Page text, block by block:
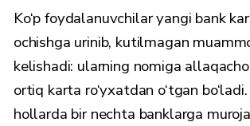
Ko‘p foydalanuvchilar yangi bank
ochishga urinib, kutilmagan
kelishadi: ularning nomiga
ortiq karta ro‘yxatdan o‘tgan
hollarda bir nechta banklarga